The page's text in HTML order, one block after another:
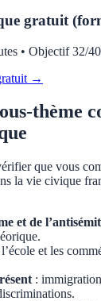
gratuit
• Objectif 32/
→
thème
que vous
la vie civique
et de
l’école et les
: